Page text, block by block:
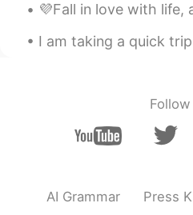
💜Fall in love with life, as life is your creation 💙
I am taking a quick trip to Las Vegas to see my
AI Grammar Press